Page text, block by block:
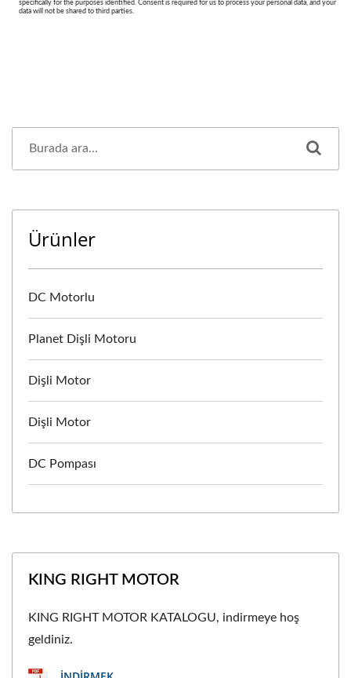
Ürünler
DC Motorlu
Planet Dişli Motoru
Dişli Motor
Dişli Motor
DC Pompası
KING RIGHT MOTOR
KING RIGHT MOTOR KATALOGU, indirmeye hoş
geldiniz.